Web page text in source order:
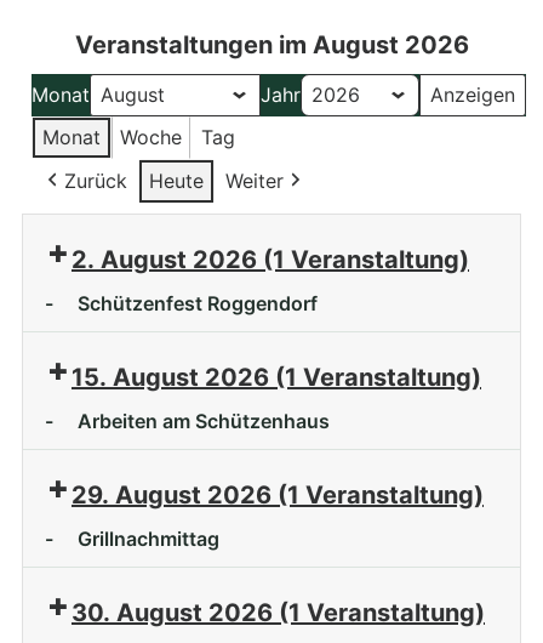
Veranstaltungen im August 2026
Monat
Jahr
Monat
Woche
Tag
Zurück
Heute Weiter
2. August 2026 (1 Veranstaltung)
- Schützenfest Roggendorf
15. August 2026 (1 Veranstaltung)
- Arbeiten am Schützenhaus
29. August 2026 (1 Veranstaltung)
- Grillnachmittag
30. August 2026 (1 Veranstaltung)